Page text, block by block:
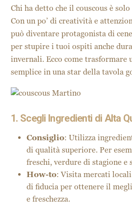
Chi ha detto che il couscous è
Con un po’ di creatività e
può diventare protagonista di
per stupire i tuoi ospiti anche
invernali. Ecco come trasformare
semplice in una star della tavola
1. Scegli Ingredienti di Alta
Consiglio: Utilizza
di qualità superiore. Per
freschi, verdure di stagione e
How-to: Visita mercati
di fiducia per ottenere il
e freschezza.